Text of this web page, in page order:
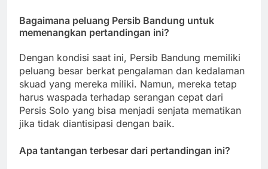
Bagaimana peluang Persib Bandung untuk
memenangkan pertandingan ini?
Dengan kondisi saat ini, Persib Bandung memiliki
peluang besar berkat pengalaman dan kedalaman
skuad yang mereka miliki. Namun, mereka tetap
harus waspada terhadap serangan cepat dari
Persis Solo yang bisa menjadi senjata mematikan
jika tidak diantisipasi dengan baik.
Apa tantangan terbesar dari pertandingan ini?